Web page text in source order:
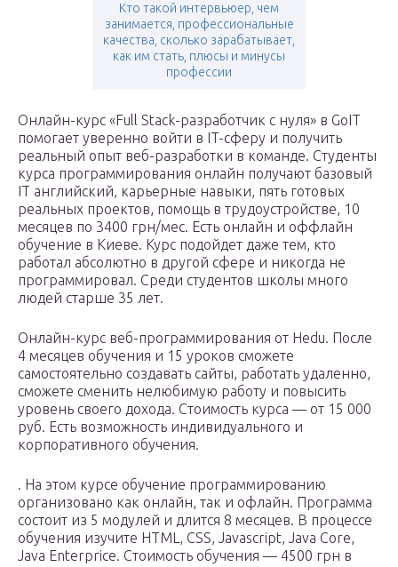
Кто такой интервьюер, чем
занимается, профессиональные
качества, сколько зарабатывает,
как им стать, плюсы и минусы
профессии
Онлайн-курс «Full Stack-разработчик с нуля» в GoIT
помогает уверенно войти в IT-сферу и получить
реальный опыт веб-разработки в команде. Студенты
курса программирования онлайн получают базовый
IT английский, карьерные навыки, пять готовых
реальных проектов, помощь в трудоустройстве, 10
месяцев по 3400 грн/мес. Есть онлайн и оффлайн
обучение в Киеве. Курс подойдет даже тем, кто
работал абсолютно в другой сфере и никогда не
программировал. Среди студентов школы много
людей старше 35 лет.
Онлайн-курс веб-программирования от Hedu. После
4 месяцев обучения и 15 уроков сможете
самостоятельно создавать сайты, работать удаленно,
сможете сменить нелюбимую работу и повысить
уровень своего дохода. Стоимость курса — от 15 000
руб. Есть возможность индивидуального и
корпоративного обучения.
. На этом курсе обучение программированию
организовано как онлайн, так и офлайн. Программа
состоит из 5 модулей и длится 8 месяцев. В процессе
обучения изучите HTML, CSS, Javascript, Java Core,
Java Enterprice. Стоимость обучения — 4500 грн в